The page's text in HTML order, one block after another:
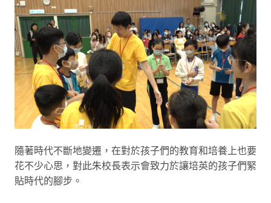
隨著時代不斷地變遷，在對於孩子們的教育和培養上也要
花不少心思，對此朱校長表示會致力於讓培英的孩子們緊
貼時代的腳步。